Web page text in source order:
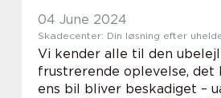
04 June 2024
Skadecenter: Din løsning efter
Vi kender alle til den
frustrerende oplevelse, det
ens bil bliver beskadiget –